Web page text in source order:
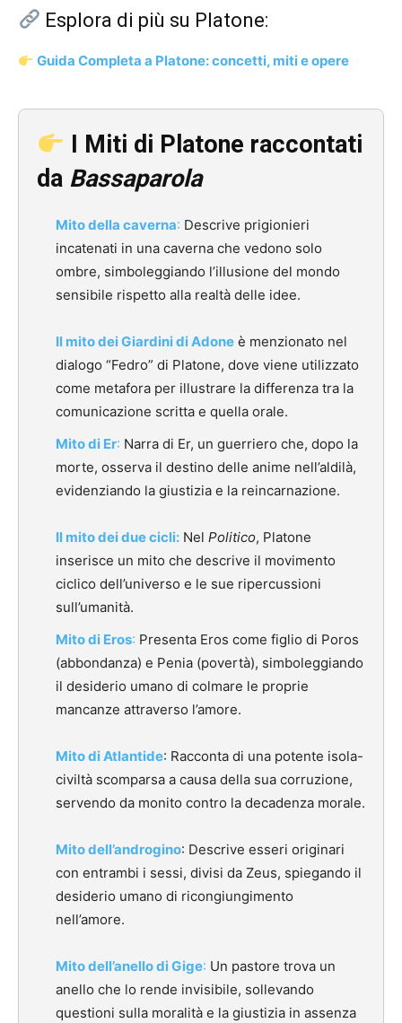
Esplora di più su Platone:
Guida Completa a Platone: concetti, miti e opere
I Miti di Platone raccontati
da Bassaparola
Mito della caverna: Descrive prigionieri
incatenati in una caverna che vedono solo
ombre, simboleggiando l’illusione del mondo
sensibile rispetto alla realtà delle idee.
Il mito dei Giardini di Adone è menzionato nel
dialogo “Fedro” di Platone, dove viene utilizzato
come metafora per illustrare la differenza tra la
comunicazione scritta e quella orale.
Mito di Er: Narra di Er, un guerriero che, dopo la
morte, osserva il destino delle anime nell’aldilà,
evidenziando la giustizia e la reincarnazione.
Il mito dei due cicli: Nel Politico, Platone
inserisce un mito che descrive il movimento
ciclico dell’universo e le sue ripercussioni
sull’umanità.
Mito di Eros: Presenta Eros come figlio di Poros
(abbondanza) e Penia (povertà), simboleggiando
il desiderio umano di colmare le proprie
mancanze attraverso l’amore.
Mito di Atlantide: Racconta di una potente isola-
civiltà scomparsa a causa della sua corruzione,
servendo da monito contro la decadenza morale.
Mito dell’androgino: Descrive esseri originari
con entrambi i sessi, divisi da Zeus, spiegando il
desiderio umano di ricongiungimento
nell’amore.
Mito dell’anello di Gige: Un pastore trova un
anello che lo rende invisibile, sollevando
questioni sulla moralità e la giustizia in assenza